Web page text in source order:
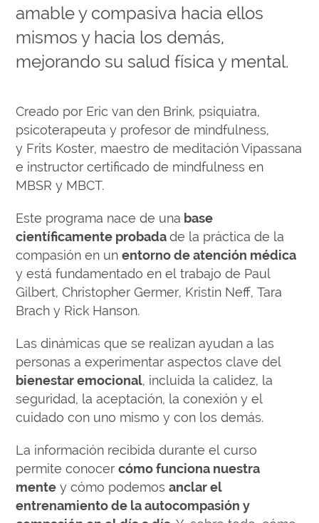
amable y compasiva hacia ellos
mismos y hacia los demás,
mejorando su salud física y mental.
Creado por Eric van den Brink, psiquiatra,
psicoterapeuta y profesor de mindfulness,
y Frits Koster, maestro de meditación Vipassana
e instructor certificado de mindfulness en
MBSR y MBCT.
Este programa nace de una base
científicamente probadade la práctica de la
compasión en unentorno de atención médica
y está fundamentado en el trabajo de Paul
Gilbert, Christopher Germer, Kristin Neff, Tara
Brach y Rick Hanson.
Las dinámicas que se realizan ayudan a las
personas a experimentar aspectos clave del
bienestar emocional, incluida la calidez, la
seguridad, la aceptación, la conexión y el
cuidado con uno mismo y con los demás.
La información recibida durante el curso
permite conocercómo funciona nuestra
mente y cómo podemosanclar el
entrenamiento de la autocompasión y